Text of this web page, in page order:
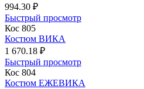
994.30 ₽
Быстрый просмотр
Кос 805
Костюм ВИКА
1 670.18 ₽
Быстрый просмотр
Кос 804
Костюм ЕЖЕВИКА